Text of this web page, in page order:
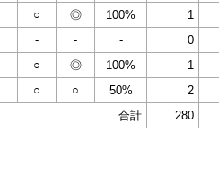
○ ◎ 100% 1
- - - 0
○ ◎ 100% 1
○ ○ 50% 2
合計
280